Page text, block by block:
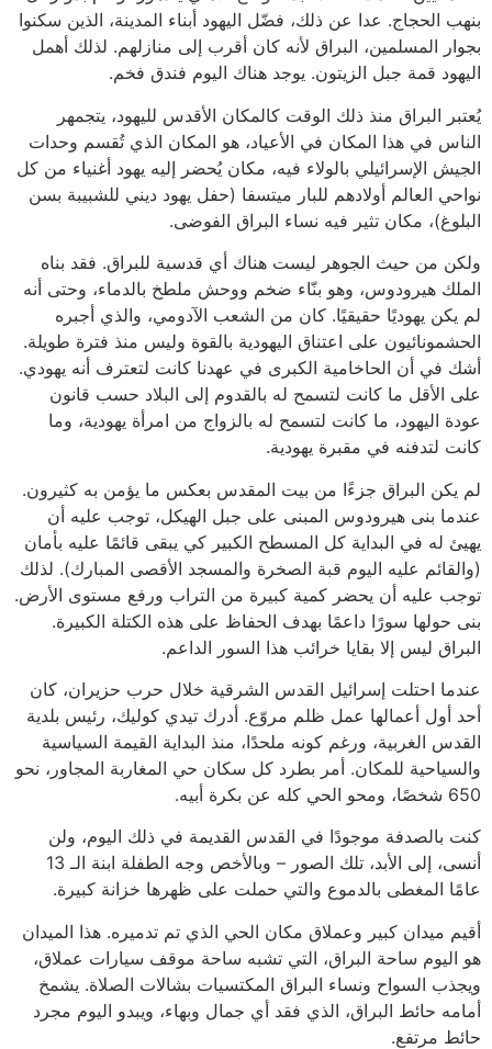
بنهب الحجاج. عدا عن ذلك، فضّل اليهود أبناء المدينة، الذين سكنوا
بجوار المسلمين، البراق لأنه كان أقرب إلى منازلهم. لذلك أهمل
اليهود قمة جبل الزيتون. يوجد هناك اليوم فندق فخم.
يُعتبر البراق منذ ذلك الوقت كالمكان الأقدس لليهود، يتجمهر
الناس في هذا المكان في الأعياد، هو المكان الذي تُقسم وحدات
الجيش الإسرائيلي بالولاء فيه، مكان يُحضر إليه يهود أغنياء من كل
نواحي العالم أولادهم للبار ميتسفا (حفل يهود ديني للشبيبة بسن
البلوغ)، مكان تثير فيه نساء البراق الفوضى.
ولكن من حيث الجوهر ليست هناك أي قدسية للبراق. فقد بناه
الملك هيرودوس، وهو بنّاء ضخم ووحش ملطخ بالدماء، وحتى أنه
لم يكن يهوديًا حقيقيًا. كان من الشعب الآدومي، والذي أجبره
الحشمونائيون على اعتناق اليهودية بالقوة وليس منذ فترة طويلة.
أشك في أن الحاخامية الكبرى في عهدنا كانت لتعترف أنه يهودي.
على الأقل ما كانت لتسمح له بالقدوم إلى البلاد حسب قانون
عودة اليهود، ما كانت لتسمح له بالزواج من امرأة يهودية، وما
كانت لتدفنه في مقبرة يهودية.
لم يكن البراق جزءًا من بيت المقدس بعكس ما يؤمن به كثيرون.
عندما بنى هيرودوس المبنى على جبل الهيكل، توجب عليه أن
يهيئ له في البداية كل المسطح الكبير كي يبقى قائمًا عليه بأمان
(والقائم عليه اليوم قبة الصخرة والمسجد الأقصى المبارك). لذلك
توجب عليه أن يحضر كمية كبيرة من التراب ورفع مستوى الأرض.
بنى حولها سورًا داعمًا بهدف الحفاظ على هذه الكتلة الكبيرة.
البراق ليس إلا بقايا خرائب هذا السور الداعم.
عندما احتلت إسرائيل القدس الشرقية خلال حرب حزيران، كان
أحد أول أعمالها عمل ظلم مروّع. أدرك تيدي كوليك، رئيس بلدية
القدس الغربية، ورغم كونه ملحدًا، منذ البداية القيمة السياسية
والسياحية للمكان. أمر بطرد كل سكان حي المغاربة المجاور، نحو
650 شخصًا، ومحو الحي كله عن بكرة أبيه.
كنت بالصدفة موجودًا في القدس القديمة في ذلك اليوم، ولن
أنسى، إلى الأبد، تلك الصور – وبالأخص وجه الطفلة ابنة الـ 13
عامًا المغطى بالدموع والتي حملت على ظهرها خزانة كبيرة.
أقيم ميدان كبير وعملاق مكان الحي الذي تم تدميره. هذا الميدان
هو اليوم ساحة البراق، التي تشبه ساحة موقف سيارات عملاق،
ويجذب السواح ونساء البراق المكتسيات بشالات الصلاة. يشمخ
أمامه حائط البراق، الذي فقد أي جمال وبهاء، ويبدو اليوم مجرد
حائط مرتفع.